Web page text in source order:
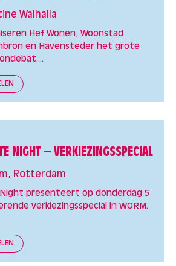
Walhalla
Hef Wonen, Woonstad
en Havensteder het grote
NIGHT – VERKIEZINGSSPECIAL
Rotterdam
presenteert op donderdag 5
verkiezingsspecial in WORM.